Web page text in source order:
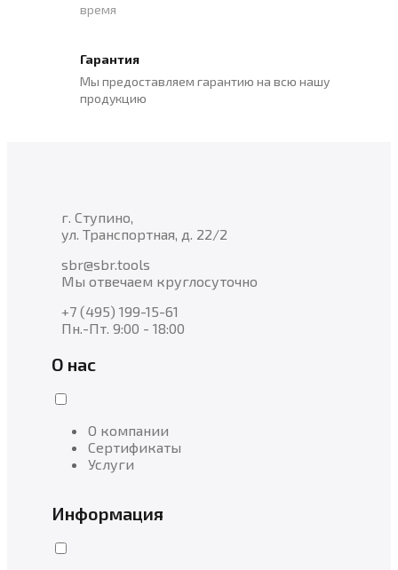
время
Гарантия
Мы предоставляем гарантию на всю нашу
продукцию
г. Ступино,
ул. Транспортная, д. 22/2
sbr@sbr.tools
Мы отвечаем круглосуточно
+7 (495) 199-15-61
Пн.-Пт. 9:00 - 18:00
О нас
О компании
Сертификаты
Услуги
Информация